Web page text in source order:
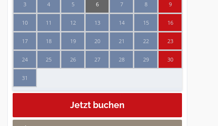
3 4 5 6 7 8 9
10 11 12 13 14 15 16
17 18 19 20 21 22 23
24 25 26 27 28 29 30
31